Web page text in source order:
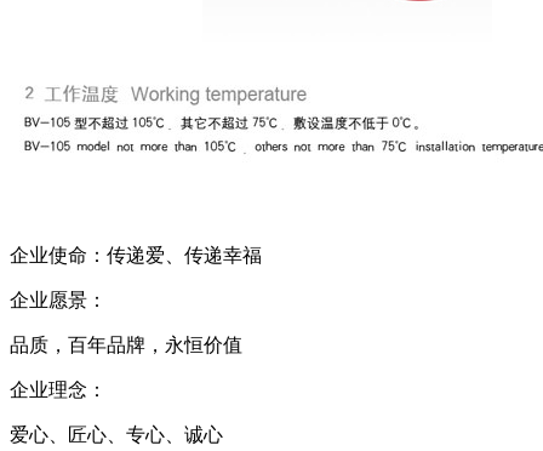
企业使命：传递爱、传递幸福
企业愿景：
品质，百年品牌，永恒价值
企业理念：
爱心、匠心、专心、诚心